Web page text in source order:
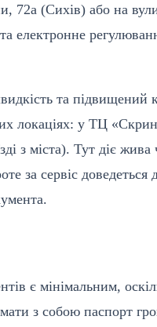
72а (Сихів) або на
електронне
та
локаціях: у ТЦ
з міста). Тут діє жива
за сервіс доведеться
є мінімальним,
з собою паспорт